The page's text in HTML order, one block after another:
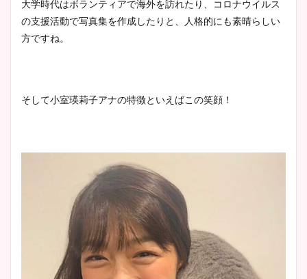
大学時代はボランティアで海外を訪れたり、コロナウイルス
の支援活動で写真集を作成したりと、人格的にも素晴らしい
方ですね。
そして小室瑛莉子アナの特徴といえばこの笑顔！